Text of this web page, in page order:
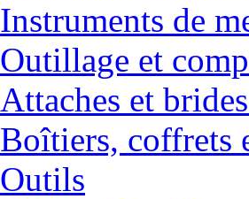
Instruments de
Outillage et
Attaches et
Boîtiers, coffrets
Outils